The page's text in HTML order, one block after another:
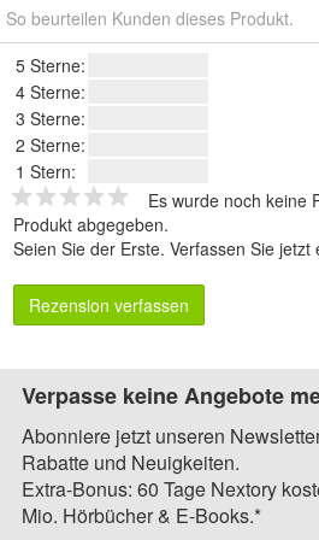
So beurteilen Kunden dieses Produkt.
5 Sterne:
4 Sterne:
3 Sterne:
2 Sterne:
1 Stern:
Es wurde noch keine
Produkt abgegeben.
Seien Sie der Erste. Verfassen Sie jetzt
Rezension verfassen
Verpasse keine Angebote
Abonniere jetzt unseren
Rabatte und Neuigkeiten.
Extra-Bonus: 60 Tage Nextory
Mio. Hörbücher & E-Books.*